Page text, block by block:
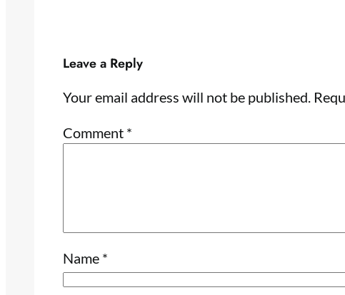
Leave a Reply
Your email address will not be published.
Comment *
Name *